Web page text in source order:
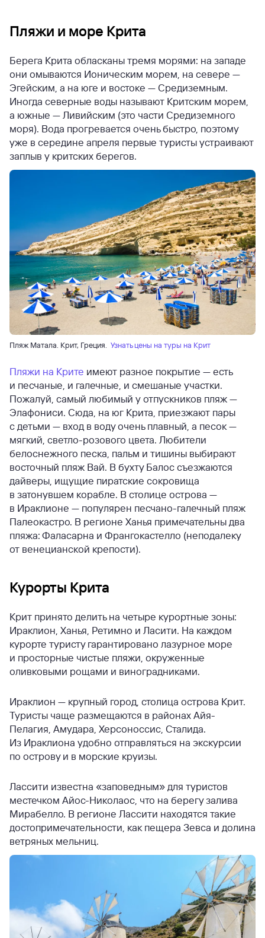
Пляжи и море Крита
Берега Крита обласканы тремя морями: на западе
они омываются Ионическим морем, на севере —
Эгейским, а на юге и востоке — Средиземным.
Иногда северные воды называют Критским морем,
а южные — Ливийским (это части Средиземного
моря). Вода прогревается очень быстро, поэтому
уже в середине апреля первые туристы устраивают
заплыв у критских берегов.
Пляж Матала. Крит, Греция. Узнать цены на туры на Крит
Пляжи на Крите имеют разное покрытие — есть
и песчаные, и галечные, и смешаные участки.
Пожалуй, самый любимый у отпускников пляж —
Элафониси. Сюда, на юг Крита, приезжают пары
с детьми — вход в воду очень плавный, а песок —
мягкий, светло-розового цвета. Любители
белоснежного песка, пальм и тишины выбирают
восточный пляж Вай. В бухту Балос съезжаются
дайверы, ищущие пиратские сокровища
в затонувшем корабле. В столице острова —
в Ираклионе — популярен песчано-галечный пляж
Палеокастро. В регионе Ханья примечательны два
пляжа: Фаласарна и Франгокастелло (неподалеку
от венецианской крепости).
Курорты Крита
Крит принято делить на четыре курортные зоны:
Ираклион, Ханья, Ретимно и Ласити. На каждом
курорте туристу гарантировано лазурное море
и просторные чистые пляжи, окруженные
оливковыми рощами и виноградниками.
Ираклион — крупный город, столица острова Крит.
Туристы чаще размещаются в районах Айя-
Пелагия, Амудара, Херсоноссис, Сталида.
Из Ираклиона удобно отправляться на экскурсии
по острову и в морские круизы.
Лассити известна «заповедным» для туристов
местечком Айос-Николаос, что на берегу залива
Мирабелло. В регионе Лассити находятся такие
достопримечательности, как пещера Зевса и долина
ветряных мельниц.